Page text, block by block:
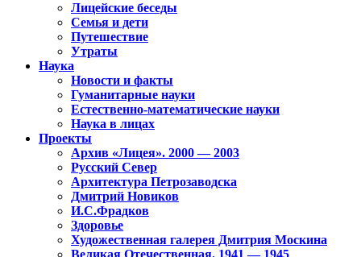
Лицейские беседы
Семья и дети
Путешествие
Утраты
Наука
Новости и факты
Гуманитарные науки
Естественно-математические науки
Наука в лицах
Проекты
Архив «Лицея». 2000 — 2003
Русский Север
Архитектура Петрозаводска
Дмитрий Новиков
И.С.Фрадков
Здоровье
Художественная галерея Дмитрия Москина